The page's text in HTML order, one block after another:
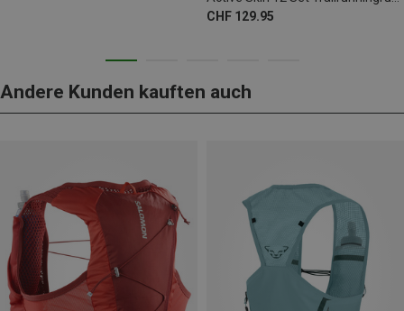
CHF 129.95
Andere Kunden kauften auch